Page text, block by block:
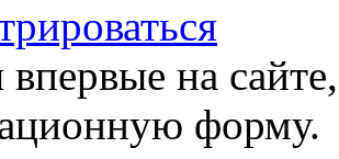
на
форму.